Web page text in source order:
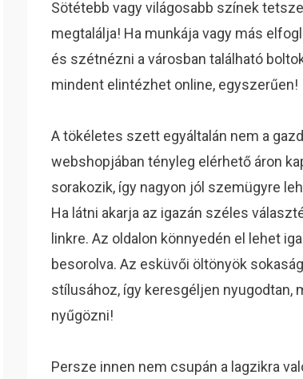
Sötétebb vagy világosabb színek
megtalálja! Ha munkája vagy más
és szétnézni a városban található
mindent elintézhet online, egyszerűen!
A tökéletes szett egyáltalán nem a
webshopjában tényleg elérhető áron
sorakozik, így nagyon jól szemügyre
Ha látni akarja az igazán széles
linkre. Az oldalon könnyedén el lehet
besorolva. Az esküvői öltönyök
stílusához, így keresgéljen nyugodtan,
nyűgözni!
Persze innen nem csupán a lagzikra